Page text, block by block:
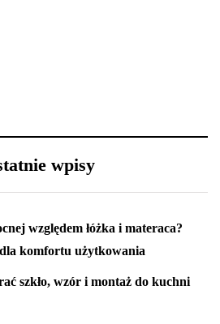
wpisy
względem łóżka i materaca?
komfortu użytkowania
szkło, wzór i montaż do kuchni